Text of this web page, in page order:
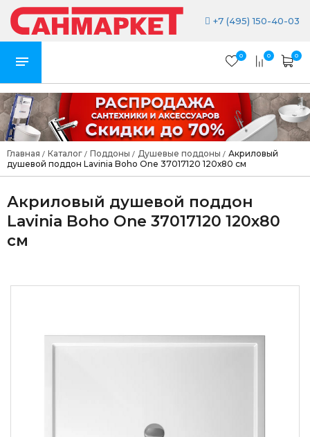
+7 (495) 150-40-03
0 0 0
Главная / Каталог / Поддоны / Душевые поддоны / Акриловый
душевой поддон Lavinia Boho One 37017120 120х80 см
Акриловый душевой поддон
Lavinia Boho One 37017120 120х80
см